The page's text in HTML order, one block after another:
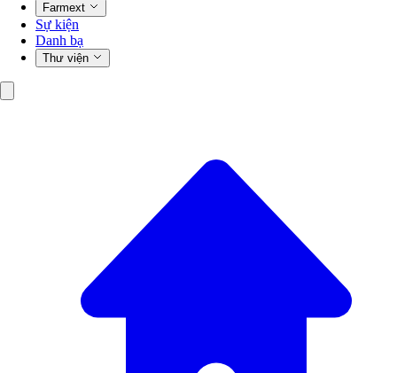
Farmext
Sự kiện
Danh bạ
Thư viện